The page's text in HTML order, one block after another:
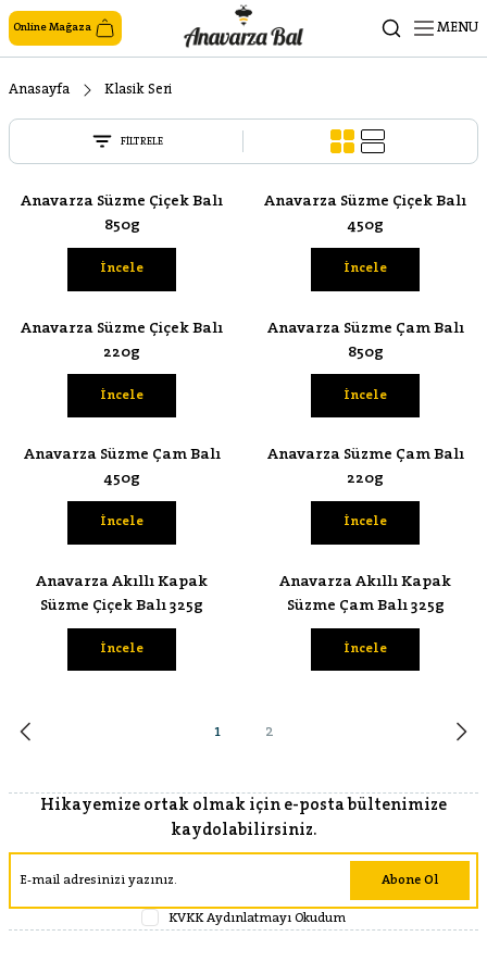
Online Mağaza MENU
Anasayfa Klasik Seri
FİLTRELE
Anavarza Süzme Çiçek Balı
850g
İncele
Anavarza Süzme Çiçek Balı
450g
İncele
Anavarza Süzme Çiçek Balı
220g
İncele
Anavarza Süzme Çam Balı
850g
İncele
Anavarza Süzme Çam Balı
450g
İncele
Anavarza Süzme Çam Balı
220g
İncele
Anavarza Akıllı Kapak
Süzme Çiçek Balı 325g
İncele
Anavarza Akıllı Kapak
Süzme Çam Balı 325g
İncele
1 2
Hikayemize ortak olmak için e-posta bültenimize
kaydolabilirsiniz.
KVKK Aydınlatmayı Okudum
Abone Ol